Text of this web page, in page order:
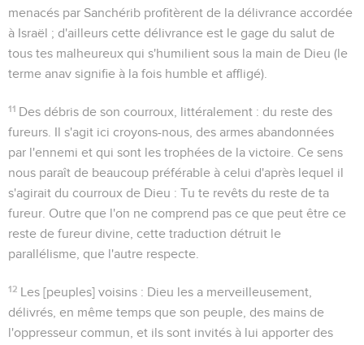
menacés par Sanchérib profitèrent de la délivrance accordée
à Israël ; d'ailleurs cette délivrance est le gage du salut de
tous tes malheureux qui s'humilient sous la main de Dieu (le
terme anav signifie à la fois humble et affligé).
11 Des débris de son courroux , littéralement : du reste des
fureurs . Il s'agit ici croyons-nous, des armes abandonnées
par l'ennemi et qui sont les trophées de la victoire. Ce sens
nous paraît de beaucoup préférable à celui d'après lequel il
s'agirait du courroux de Dieu : Tu te revêts du reste de ta
fureur . Outre que l'on ne comprend pas ce que peut être ce
reste de fureur divine, cette traduction détruit le
parallélisme, que l'autre respecte.
12 Les [peuples] voisins : Dieu les a merveilleusement,
délivrés, en même temps que son peuple, des mains de
l'oppresseur commun, et ils sont invités à lui apporter des